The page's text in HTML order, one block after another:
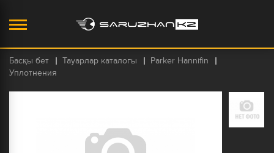
Басқы бет Тауарлар каталогы
Parker Hannifin
Уплотнения